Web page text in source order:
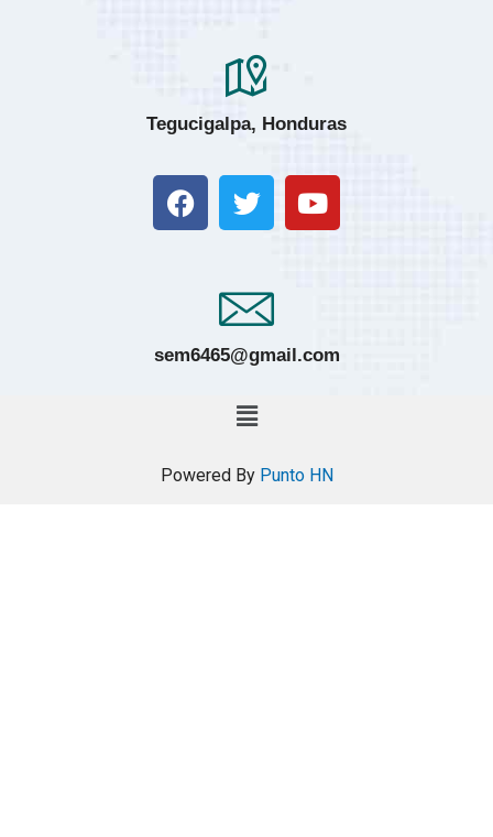
Tegucigalpa, Honduras
sem6465@gmail.com
Powered By Punto HN